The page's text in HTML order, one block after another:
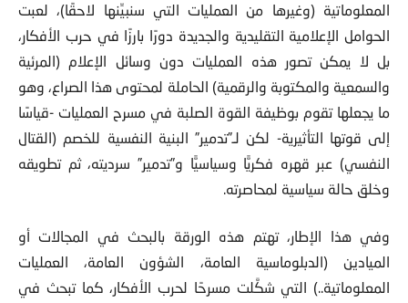
المعلوماتية (وغيرها من العمليات التي سنبيِّنها لاحقًا)، لعبت
الحوامل الإعلامية التقليدية والجديدة دورًا بارزًا في حرب الأفكار،
بل لا يمكن تصور هذه العمليات دون وسائل الإعلام (المرئية
والسمعية والمكتوبة والرقمية) الحاملة لمحتوى هذا الصراع، وهو
ما يجعلها تقوم بوظيفة القوة الصلبة في مسرح العمليات -قياسًا
إلى قوتها التأثيرية- لكن لـ”تدمير” البنية النفسية للخصم (القتال
النفسي) عبر قهره فكريًّا وسياسيًّا و”تدمير” سرديته، ثم تطويقه
وخلق حالة سياسية لمحاصرته.
وفي هذا الإطار، تهتم هذه الورقة بالبحث في المجالات أو
الميادين (الدبلوماسية العامة، الشؤون العامة، العمليات
المعلوماتية..) التي شكَّلت مسرحًا لحرب الأفكار، كما تبحث في